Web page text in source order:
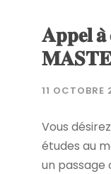
𝐀𝐩𝐩𝐞𝐥 𝐚̀
11 OCTOBRE
Vous
études au
un passage